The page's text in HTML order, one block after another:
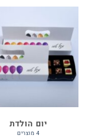
יום הולדת
4 מוצרים